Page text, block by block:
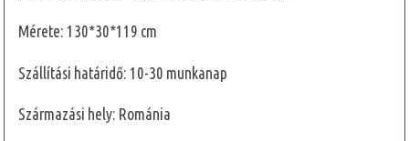
Mérete: 130*30*119 cm
Szállítási határidő: 10-30 munkanap
Származási hely: Románia